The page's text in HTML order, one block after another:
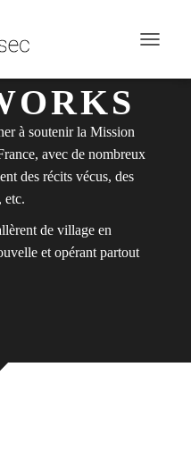
à soutenir la Mission
avec de nombreux
des récits vécus, des
etc.
de village en
et opérant partout